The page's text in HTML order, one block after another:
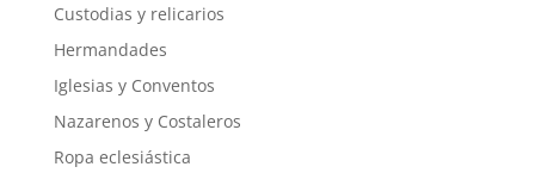
Custodias y relicarios
Hermandades
Iglesias y Conventos
Nazarenos y Costaleros
Ropa eclesiástica